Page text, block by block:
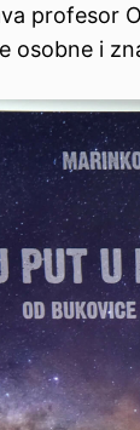
profesor
osobne i